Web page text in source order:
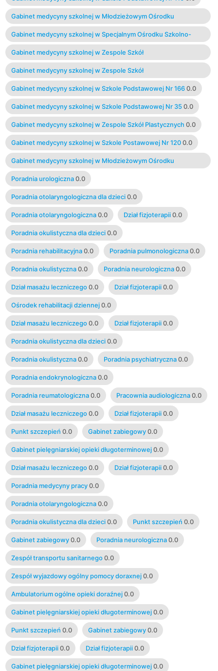
Gabinet medycyny szkolnej w Młodzieżowym Ośrodku
Socjoterapii Nr 20.0
Gabinet medycyny szkolnej w Specjalnym Ośrodku Szkolno-
Wychowawczym Nr 2 "Reymontówka" 0.0
Gabinet medycyny szkolnej w Zespole Szkół
Ponadgimnazjalnych Nr 210.0
Gabinet medycyny szkolnej w Zespole Szkół
Ponadgimnazjalnych Nr 10.0
Gabinet medycyny szkolnej w Szkole Podstawowej Nr 166 0.0
Gabinet medycyny szkolnej w Szkole Podstawowej Nr 35 0.0
Gabinet medycyny szkolnej w Zespole Szkół Plastycznych 0.0
Gabinet medycyny szkolnej w Szkole Postawowej Nr 120 0.0
Gabinet medycyny szkolnej w Młodzieżowym Ośrodku
Wychowawczym Nr 3 0.0
Poradnia urologiczna 0.0
Poradnia otolaryngologiczna dla dzieci 0.0
Poradnia otolaryngologiczna 0.0 Dział fizjoterapii 0.0
Poradnia okulistyczna dla dzieci 0.0
Poradnia rehabilitacyjna 0.0 Poradnia pulmonologiczna 0.0
Poradnia okulistyczna 0.0 Poradnia neurologiczna 0.0
Dział masażu leczniczego 0.0 Dział fizjoterapii 0.0
Ośrodek rehabilitacji dziennej 0.0
Dział masażu leczniczego 0.0 Dział fizjoterapii 0.0
Poradnia okulistyczna dla dzieci 0.0
Poradnia okulistyczna 0.0 Poradnia psychiatryczna 0.0
Poradnia endokrynologiczna 0.0
Poradnia reumatologiczna 0.0 Pracownia audiologiczna 0.0
Dział masażu leczniczego 0.0 Dział fizjoterapii 0.0
Punkt szczepień 0.0 Gabinet zabiegowy 0.0
Gabinet pielęgniarskiej opieki długoterminowej 0.0
Dział masażu leczniczego 0.0 Dział fizjoterapii 0.0
Poradnia medycyny pracy 0.0
Poradnia otolaryngologiczna 0.0
Poradnia okulistyczna dla dzieci 0.0 Punkt szczepień 0.0
Gabinet zabiegowy 0.0 Poradnia neurologiczna 0.0
Zespół transportu sanitarnego 0.0
Zespół wyjazdowy ogólny pomocy doraxnej 0.0
Ambulatorium ogólne opieki doraźnej 0.0
Gabinet pielęgniarskiej opieki długoterminowej 0.0
Punkt szczepień 0.0 Gabinet zabiegowy 0.0
Dział fizjoterapii 0.0 Dział fizjoterapii 0.0
Gabinet pielęgniarskiej opieki długoterminowej 0.0